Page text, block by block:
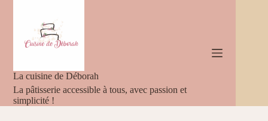
La cuisine de Déborah
La pâtisserie accessible à tous, avec passion et
simplicité !